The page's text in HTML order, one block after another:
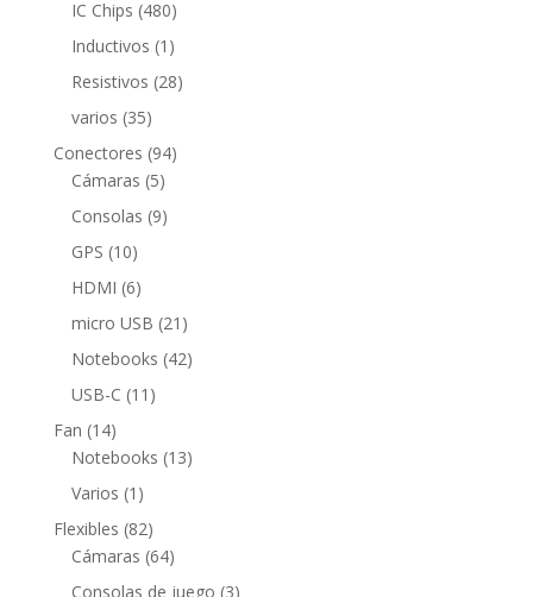
IC Chips 480480
productos
Inductivos 1 1
producto
Resistivos 2828
varios 3535
productos
Conectores 9494
Cámaras 55
productos
Consolas 99
GPS 1010
productos
HDMI 66
productos
micro USB 21 21
productos
Notebooks 4242
USB-C 11 11
Fan 1414
productos
Notebooks 1313
Varios 1 1
producto
Flexibles 8282
productos
Cámaras 6464
productos
Consolas de juego 33